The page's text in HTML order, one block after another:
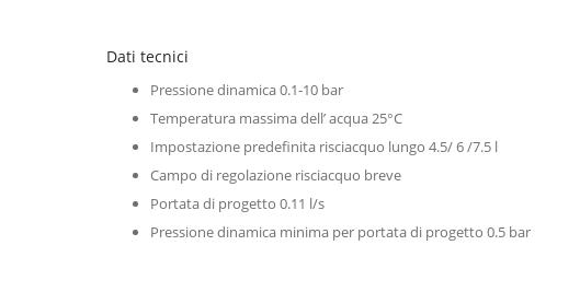
Dati tecnici
Pressione dinamica 0.1-10 bar
Temperatura massima dell’ acqua 25°C
Impostazione predefinita risciacquo lungo 4.5/ 6 /7.5 l
Campo di regolazione risciacquo breve
Portata di progetto 0.11 l/s
Pressione dinamica minima per portata di progetto 0.5 bar